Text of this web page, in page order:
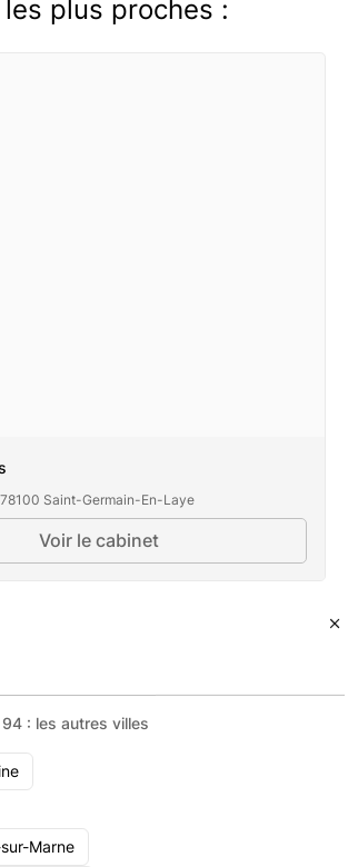
: les autres villes
Marne
plus proches :
Saint-Germain-En-Laye
Voir le cabinet